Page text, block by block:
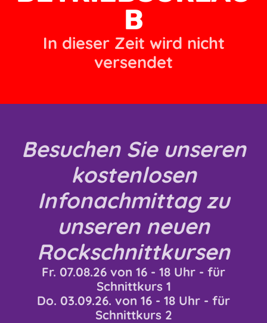
B
In dieser Zeit wird nicht
versendet
Besuchen Sie unseren
kostenlosen
Infonachmittag zu
unseren neuen
Rockschnittkursen
Fr. 07.08.26 von 16 - 18 Uhr - für
Schnittkurs 1
Do. 03.09.26. von 16 - 18 Uhr - für
Schnittkurs 2